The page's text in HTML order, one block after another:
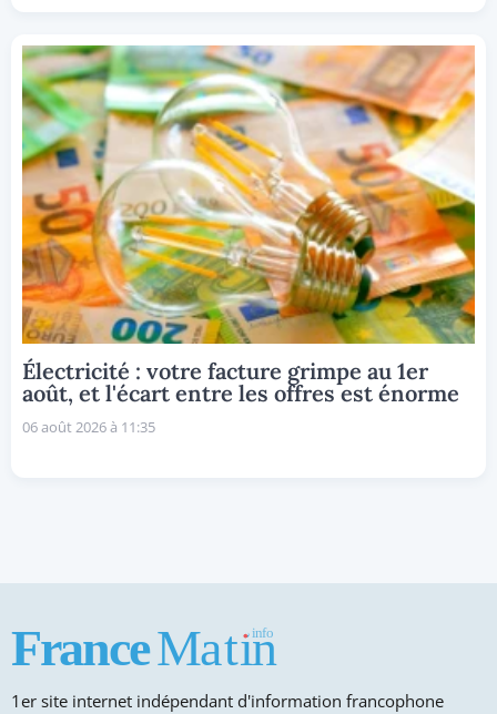
Électricité : votre facture grimpe au 1er
août, et l'écart entre les offres est énorme
06 août 2026 à 11:35
1er site internet indépendant d'information francophone